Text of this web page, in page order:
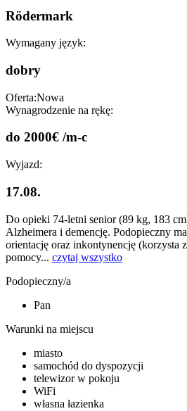
Rödermark
Wymagany język:
dobry
Oferta:Nowa
Wynagrodzenie na rękę:
do 2000€ /m-c
Wyjazd:
17.08.
Do opieki 74-letni senior (89 kg, 183
Alzheimera i demencję. Podopieczny
orientację oraz inkontynencję (korzysta
pomocy... czytaj wszystko
Podopieczny/a
Pan
Warunki na miejscu
miasto
samochód do dyspozycji
telewizor w pokoju
WiFi
własna łazienka